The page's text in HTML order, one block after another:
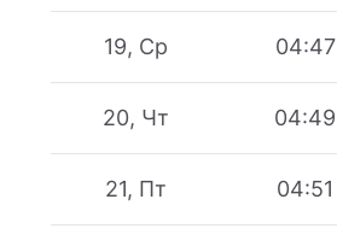
19, Ср 04:47
20, Чт 04:49
21, Пт 04:51